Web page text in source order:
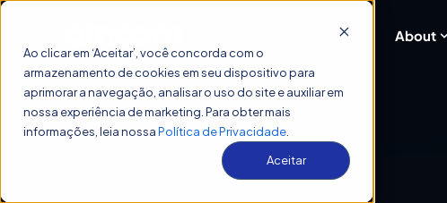
Ao clicar em ‘Aceitar’, você concorda com o
armazenamento de cookies em seu dispositivo para
aprimorar a navegação, analisar o uso do site e auxiliar em
nossa experiência de marketing. Para obter mais
informações, leia nossaPolítica de Privacidade
Aceitar
About